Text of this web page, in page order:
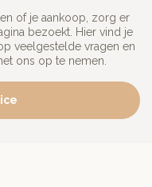
of je aankoop, zorg er
bezoekt. Hier vind je
veelgestelde vragen en
ons op te nemen.